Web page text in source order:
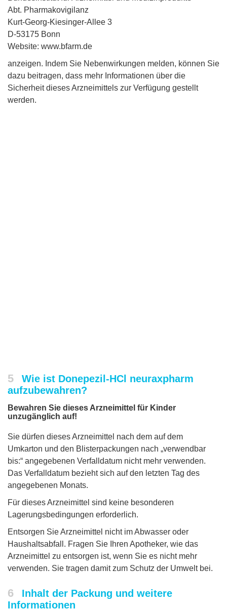
Abt. Pharmakovigilanz
Kurt-Georg-Kiesinger-Allee 3
D-53175 Bonn
Website: www.bfarm.de
anzeigen. Indem Sie Nebenwirkungen melden, können Sie
dazu beitragen, dass mehr Informationen über die
Sicherheit dieses Arzneimittels zur Verfügung gestellt
werden.
5
Wie ist Donepezil-HCl neuraxpharm
aufzubewahren?
Bewahren Sie dieses Arzneimittel für Kinder
unzugänglich auf!
Sie dürfen dieses Arzneimittel nach dem auf dem
Umkarton und den Blisterpackungen nach „verwendbar
bis:“ angegebenen Verfalldatum nicht mehr verwenden.
Das Verfalldatum bezieht sich auf den letzten Tag des
angegebenen Monats.
Für dieses Arzneimittel sind keine besonderen
Lagerungsbedingungen erforderlich.
Entsorgen Sie Arzneimittel nicht im Abwasser oder
Haushaltsabfall. Fragen Sie Ihren Apotheker, wie das
Arzneimittel zu entsorgen ist, wenn Sie es nicht mehr
verwenden. Sie tragen damit zum Schutz der Umwelt bei.
6
Inhalt der Packung und weitere
Informationen